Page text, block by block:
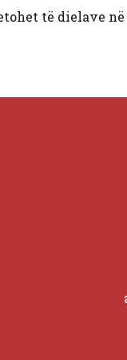
të dielave